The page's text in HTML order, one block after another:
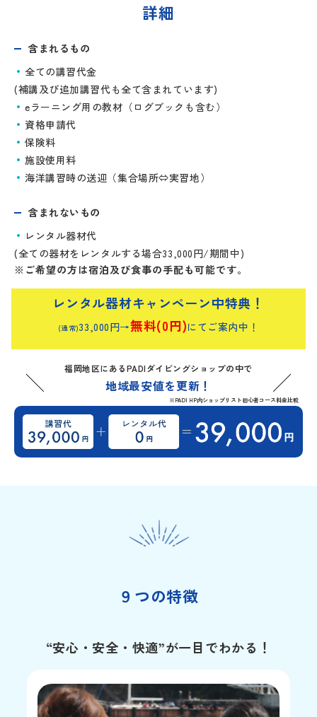
詳細
含まれるもの
全ての講習代金
(補講及び追加講習代も全て含まれています)
eラーニング用の教材（ログブックも含む）
資格申請代
保険料
施設使用料
海洋講習時の送迎（集合場所⇔実習地）
含まれないもの
レンタル器材代
(全ての器材をレンタルする場合33,000円/期間中)
※ご希望の方は宿泊及び食事の手配も可能です。
レンタル器材キャンペーン中特典！
(通常)33,000円→無料(0円)にてご案内中！
福岡地区にあるPADIダイビングショップの中で
地域最安値を更新！
※PADI HP内ショップリスト初心者コース料金比較
９つの特徴
“安心・安全・快適”が一目でわかる！